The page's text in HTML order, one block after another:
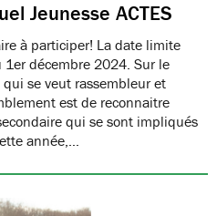
Jeunesse ACTES
à participer! La date limite
1er décembre 2024. Sur le
qui se veut rassembleur et
est de reconnaitre
qui se sont impliqués
année,…